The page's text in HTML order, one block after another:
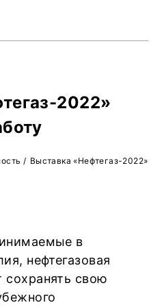
2022»
/ Выставка «Нефтегаз-2022»
в
нефтегазовая
сохранять свою